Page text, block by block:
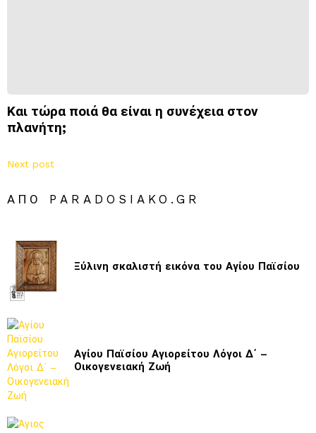
Και τώρα ποιά θα είναι η συνέχεια στον
πλανήτη;
Next post
ΑΠΌ PARADOSIAKO.GR
Ξύλινη σκαλιστή εικόνα του Αγίου Παϊσίου
Αγίου Παϊσίου Αγιορείτου Λόγοι Δ΄ –
Οικογενειακή Ζωή